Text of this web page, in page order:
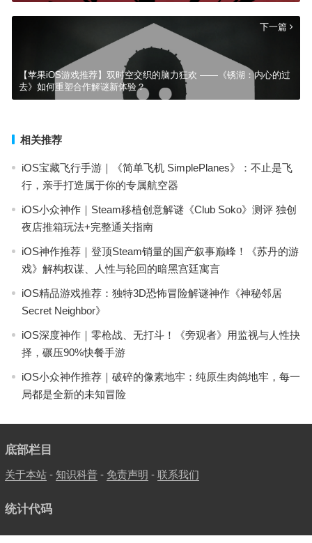
下一篇
【苹果iOS游戏推荐】双时空交织的脑力狂欢 ——《锈湖：内心的过
去》如何重塑合作解谜新体验？
相关推荐
iOS宝藏飞行手游｜《简单飞机 SimplePlanes》：不止是飞
行，亲手打造属于你的专属航空器
iOS小众神作｜Steam移植创意解谜《Club Soko》测评 独创
夜店推箱玩法+完整通关指南
iOS神作推荐｜登顶Steam销量的国产叙事巅峰！《苏丹的游
戏》解构权谋、人性与轮回的暗黑宫廷寓言
iOS精品游戏推荐：独特3D恐怖冒险解谜神作《神秘邻居
Secret Neighbor》
iOS深度神作｜零枪战、无打斗！《旁观者》用监视与人性抉
择，碾压90%快餐手游
iOS小众神作推荐｜破碎的像素地牢：纯原生肉鸽地牢，每一
局都是全新的未知冒险
底部栏目
关于本站- 知识科普- 免责声明 - 联系我们
统计代码